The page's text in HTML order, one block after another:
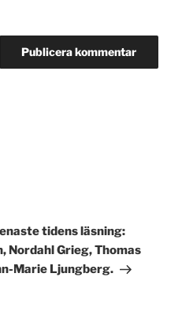
tidens läsning:
Nordahl Grieg, Thomas
Marie Ljungberg.